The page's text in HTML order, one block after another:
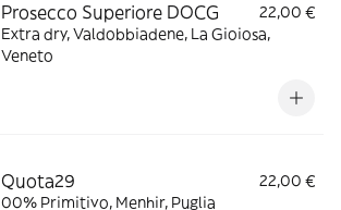
Prosecco Superiore DOCG
22,00 €
Extra dry, Valdobbiadene, La Gioiosa,
Veneto
Quota29
22,00 €
00% Primitivo, Menhir, Puglia